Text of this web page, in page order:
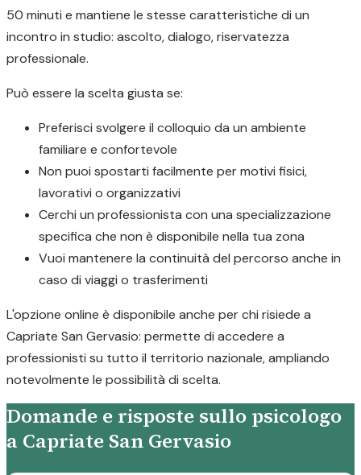
50 minuti e mantiene le stesse caratteristiche di un
incontro in studio: ascolto, dialogo, riservatezza
professionale.
Può essere la scelta giusta se:
Preferisci svolgere il colloquio da un ambiente
familiare e confortevole
Non puoi spostarti facilmente per motivi fisici,
lavorativi o organizzativi
Cerchi un professionista con una specializzazione
specifica che non è disponibile nella tua zona
Vuoi mantenere la continuità del percorso anche in
caso di viaggi o trasferimenti
L'opzione online è disponibile anche per chi risiede a
Capriate San Gervasio: permette di accedere a
professionisti su tutto il territorio nazionale, ampliando
notevolmente le possibilità di scelta.
Domande e risposte sullo psicologo
a Capriate San Gervasio